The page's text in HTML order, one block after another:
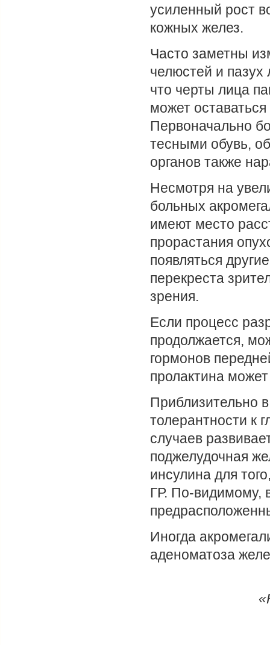
усиленный рост
кожных желез.
Часто заметны
челюстей и пазух
что черты лица
может
Первоначально
тесными обувь,
органов также
Несмотря на
больных
имеют место
прорастания
появляться
перекреста
зрения.
Если процесс
продолжается,
гормонов
пролактина
Приблизительно
толерантности к
случаев
поджелудочная
инсулина для
ГР. По-видимому,
Иногда
аденоматоза